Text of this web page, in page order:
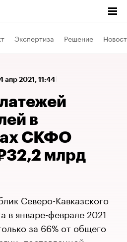
Экспертиза Решение
апр 2021, 11:44
в
СКФО
млрд
Северо-Кавказского
в январе-феврале 2021
за 66% от общего